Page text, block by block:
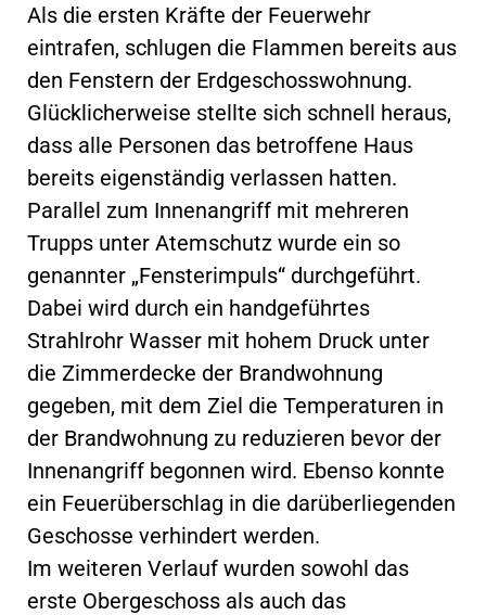
Als die ersten Kräfte der Feuerwehr
eintrafen, schlugen die Flammen bereits aus
den Fenstern der Erdgeschosswohnung.
Glücklicherweise stellte sich schnell heraus,
dass alle Personen das betroffene Haus
bereits eigenständig verlassen hatten.
Parallel zum Innenangriff mit mehreren
Trupps unter Atemschutz wurde ein so
genannter „Fensterimpuls“ durchgeführt.
Dabei wird durch ein handgeführtes
Strahlrohr Wasser mit hohem Druck unter
die Zimmerdecke der Brandwohnung
gegeben, mit dem Ziel die Temperaturen in
der Brandwohnung zu reduzieren bevor der
Innenangriff begonnen wird. Ebenso konnte
ein Feuerüberschlag in die darüberliegenden
Geschosse verhindert werden.
Im weiteren Verlauf wurden sowohl das
erste Obergeschoss als auch das